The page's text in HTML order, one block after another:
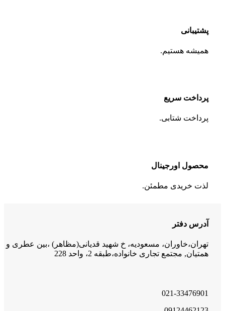
پشتیبانی
همیشه هستیم.
پرداخت سریع
پرداخت شتابی.
محصول اورجینال
لذت خریدی مطمئن.
آدرس دفتر
تهران،خاوران، مسعودیه، خ شهید قدیانی(مظاهر) ،بین عطری و
همتیان, مجتمع تجاری خانواده،طبقه 2، واحد 228
021-33476901